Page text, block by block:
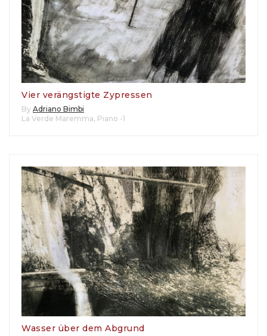
Vier verängstigte Zypressen
By Adriano Bimbi
La Verde Maremma, Piano -1
Wasser über dem Abgrund